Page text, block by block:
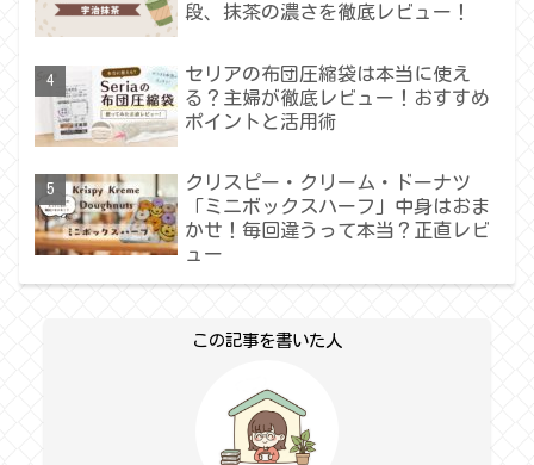
段、抹茶の濃さを徹底レビュー！
セリアの布団圧縮袋は本当に使え
る？主婦が徹底レビュー！おすすめ
ポイントと活用術
クリスピー・クリーム・ドーナツ
「ミニボックスハーフ」中身はおま
かせ！毎回違うって本当？正直レビ
ュー
この記事を書いた人